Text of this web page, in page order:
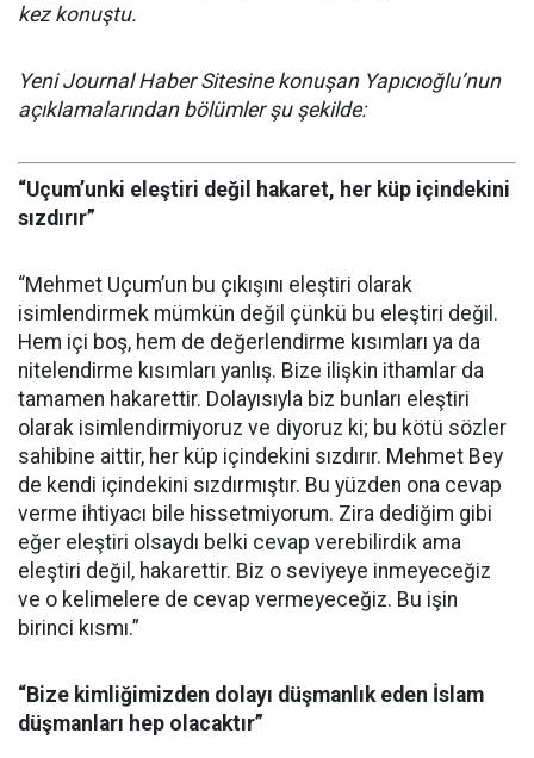
kez konuştu.
Yeni Journal Haber Sitesine konuşan Yapıcıoğlu’nun
açıklamalarından bölümler şu şekilde:
“Uçum’unki eleştiri değil hakaret, her küp içindekini
sızdırır”
“Mehmet Uçum’un bu çıkışını eleştiri olarak
isimlendirmek mümkün değil çünkü bu eleştiri değil.
Hem içi boş, hem de değerlendirme kısımları ya da
nitelendirme kısımları yanlış. Bize ilişkin ithamlar da
tamamen hakarettir. Dolayısıyla biz bunları eleştiri
olarak isimlendirmiyoruz ve diyoruz ki; bu kötü sözler
sahibine aittir, her küp içindekini sızdırır. Mehmet Bey
de kendi içindekini sızdırmıştır. Bu yüzden ona cevap
verme ihtiyacı bile hissetmiyorum. Zira dediğim gibi
eğer eleştiri olsaydı belki cevap verebilirdik ama
eleştiri değil, hakarettir. Biz o seviyeye inmeyeceğiz
ve o kelimelere de cevap vermeyeceğiz. Bu işin
birinci kısmı.”
“Bize kimliğimizden dolayı düşmanlık eden İslam
düşmanları hep olacaktır”